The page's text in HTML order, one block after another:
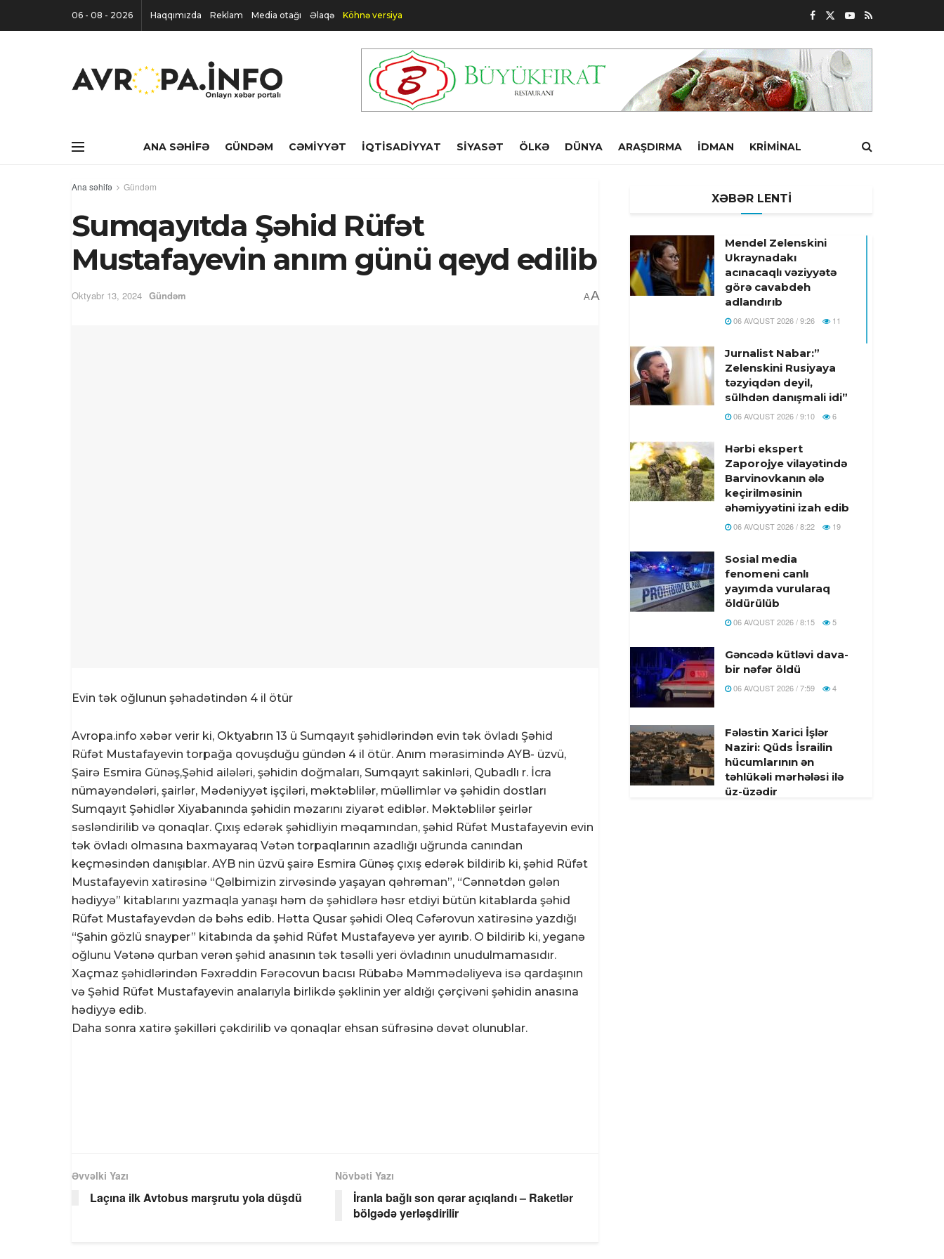
06 - 08 - 2026 Haqqımızda Reklam Media otağı Əlaqə Köhnə versiya
ANA SƏHIFƏ GÜNDƏM CƏMIYYƏT İQTISADIYYAT SIYASƏT ÖLKƏ DÜNYA ARAŞDIRMA İDMAN KRIMINAL
Ana səhifə Gündəm
Sumqayıtda Şəhid Rüfət
Mustafayevin anım günü qeyd edilib
Oktyabr 13, 2024 Gündəm AA
Evin tək oğlunun şəhadətindən 4 il ötür
Avropa.info xəbər verir ki, Oktyabrın 13 ü Sumqayıt şəhidlərindən evin tək övladı Şəhid
Rüfət Mustafayevin torpağa qovuşduğu gündən 4 il ötür. Anım mərasimində AYB- üzvü,
Şairə Esmira Günəş,Şəhid ailələri, şəhidin doğmaları, Sumqayıt sakinləri, Qubadlı r. İcra
nümayəndələri, şairlər, Mədəniyyət işçiləri, məktəblilər, müəllimlər və şəhidin dostları
Sumqayıt Şəhidlər Xiyabanında şəhidin məzarını ziyarət ediblər. Məktəblilər şeirlər
səsləndirilib və qonaqlar. Çıxış edərək şəhidliyin məqamından, şəhid Rüfət Mustafayevin evin
tək övladı olmasına baxmayaraq Vətən torpaqlarının azadlığı uğrunda canından
keçməsindən danışıblar. AYB nin üzvü şairə Esmira Günəş çıxış edərək bildirib ki, şəhid Rüfət
Mustafayevin xatirəsinə “Qəlbimizin zirvəsində yaşayan qəhrəman”, “Cənnətdən gələn
hədiyyə” kitablarını yazmaqla yanaşı həm də şəhidlərə həsr etdiyi bütün kitablarda şəhid
Rüfət Mustafayevdən də bəhs edib. Hətta Qusar şəhidi Oleq Cəfərovun xatirəsinə yazdığı
“Şahin gözlü snayper” kitabında da şəhid Rüfət Mustafayevə yer ayırıb. O bildirib ki, yeganə
oğlunu Vətənə qurban verən şəhid anasının tək təsəlli yeri övladının unudulmamasıdır.
Xaçmaz şəhidlərindən Fəxrəddin Fərəcovun bacısı Rübabə Məmmədəliyeva isə qardaşının
və Şəhid Rüfət Mustafayevin analarıyla birlikdə şəklinin yer aldığı çərçivəni şəhidin anasına
hədiyyə edib.
Daha sonra xatirə şəkilləri çəkdirilib və qonaqlar ehsan süfrəsinə dəvət olunublar.
Əvvəlki Yazı
Laçına ilk Avtobus marşrutu yola düşdü
Növbəti Yazı
İranla bağlı son qərar açıqlandı – Raketlər
bölgədə yerləşdirilir
XƏBƏR LENTİ
Mendel Zelenskini
Ukraynadakı
acınacaqlı vəziyyətə
görə cavabdeh
adlandırıb
06 AVQUST 2026 / 9:26 11
Jurnalist Nabar:”
Zelenskini Rusiyaya
təzyiqdən deyil,
sülhdən danışmali idi”
06 AVQUST 2026 / 9:10 6
Hərbi ekspert
Zaporojye vilayətində
Barvinovkanın ələ
keçirilməsinin
əhəmiyyətini izah edib
06 AVQUST 2026 / 8:22 19
Sosial media
fenomeni canlı
yayımda vurularaq
öldürülüb
06 AVQUST 2026 / 8:15 5
Gəncədə kütləvi dava-
bir nəfər öldü
06 AVQUST 2026 / 7:59 4
Fələstin Xarici İşlər
Naziri: Qüds İsrailin
hücumlarının ən
təhlükəli mərhələsi ilə
üz-üzədir